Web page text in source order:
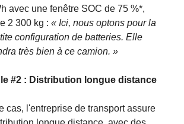
avec une fenêtre SOC de 75 %*,
2 300 kg : « Ici, nous optons pour la
configuration de batteries. Elle
très bien à ce camion. »
#2 : Distribution longue distance
cas, l'entreprise de transport assure